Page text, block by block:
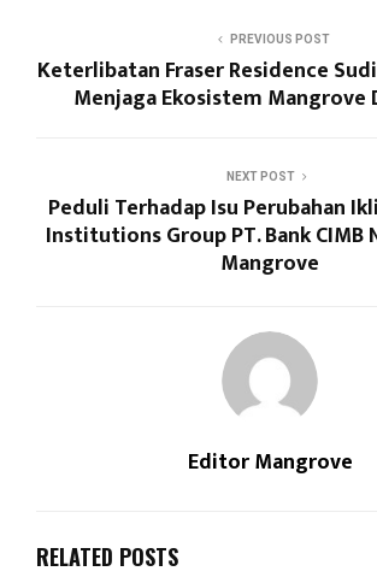
PREVIOUS POST
Keterlibatan Fraser Residence
Menjaga Ekosistem Mangrove
NEXT POST
Peduli Terhadap Isu Perubahan
Institutions Group PT. Bank CIMB
Mangrove
Editor Mangrove
RELATED POSTS